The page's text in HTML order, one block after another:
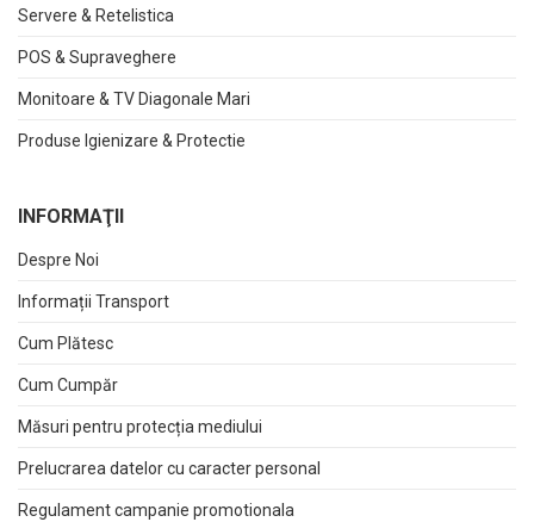
Servere & Retelistica
POS & Supraveghere
Monitoare & TV Diagonale Mari
Produse Igienizare & Protectie
INFORMAŢII
Despre Noi
Informații Transport
Cum Plătesc
Cum Cumpăr
Măsuri pentru protecția mediului
Prelucrarea datelor cu caracter personal
Regulament campanie promotionala